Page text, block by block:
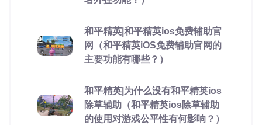
和平精英|和平精英ios免费辅助官
网（和平精英iOS免费辅助官网的
主要功能有哪些？）
和平精英|为什么没有和平精英ios
除草辅助（和平精英ios除草辅助
的使用对游戏公平性有何影响？）